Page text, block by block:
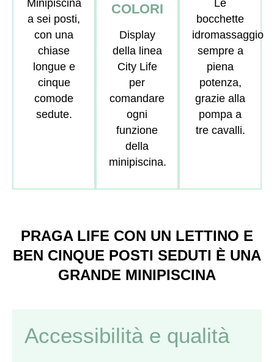
Minipiscina
a sei posti,
con una
chiase
longue e
cinque
comode
sedute.
COLORI
Display
della linea
City Life
per
comandare
ogni
funzione
della
minipiscina.
Le
bocchette
idromassaggio
sempre a
piena
potenza,
grazie alla
pompa a
tre cavalli.
PRAGA LIFE CON UN LETTINO E
BEN CINQUE POSTI SEDUTI È UNA
GRANDE MINIPISCINA
Accessibilità e qualità​